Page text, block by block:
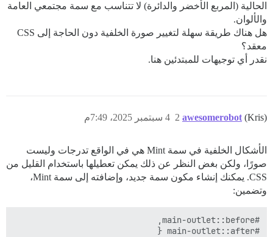
الحالية (المربع الأخضر والدائرة) لا تتناسب مع سمة مجتمعي العامة
والألوان.
هل هناك طريقة سهلة لتغيير صورة الخلفية دون الحاجة إلى CSS
معقد؟
نقدر أي توجيهات للمبتدئين هنا.
awesomerobot (Kris) 4 سبتمبر 2025، 7:49م 2
الأشكال الخلفية في سمة Mint هي في الواقع تدرجات وليست
صورًا، ولكن بغض النظر عن ذلك يمكن تعطيلها باستخدام القليل من
CSS. يمكنك إنشاء مكون سمة جديد، وإضافته إلى سمة Mint،
وتضمين: